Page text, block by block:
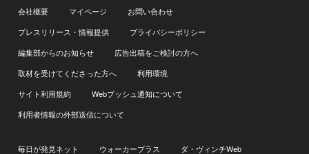
会社概要 マイページ
お問い合わせ
プレスリリース・情報提供
プライバシーポリシー
編集部からのお知らせ
広告出稿をご検討の方へ
取材を受けてくださった方へ
利用環境
サイト利用規約
Webプッシュ通知について
利用者情報の外部送信について
毎日が発見ネット ウォーカープラス ダ・ヴィンチWeb